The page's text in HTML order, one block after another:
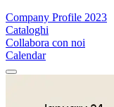
Company Profile 2023
Cataloghi
Collabora con noi
Calendar